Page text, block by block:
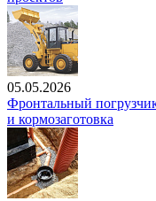
05.05.2026
Фронтальный
и кормозаготовка